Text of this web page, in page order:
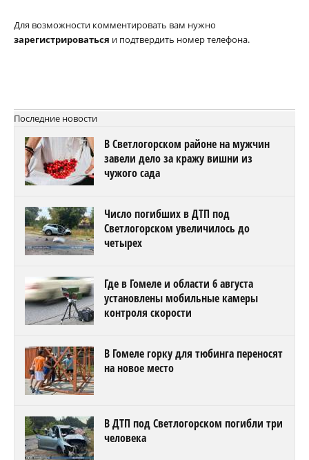
Для возможности комментировать вам нужно
зарегистрироваться и подтвердить номер телефона.
Последние новости
В Светлогорском районе на мужчин
завели дело за кражу вишни из
чужого сада
Число погибших в ДТП под
Светлогорском увеличилось до
четырех
Где в Гомеле и области 6 августа
установлены мобильные камеры
контроля скорости
В Гомеле горку для тюбинга переносят
на новое место
В ДТП под Светлогорском погибли три
человека